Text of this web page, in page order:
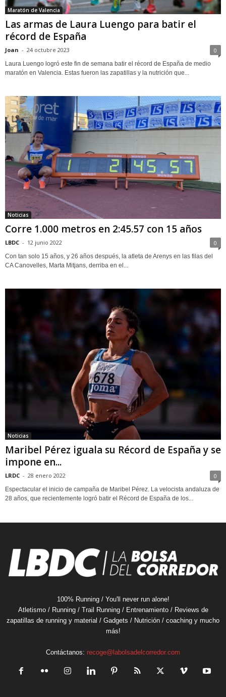
Maratón de Valencia
Las armas de Laura Luengo para batir el
récord de España
Joan - 24 octubre 2023 0
Laura Luengo logró este fin de semana batir el récord de España de medio
maratón en Valencia. Estas fueron las zapatillas y la nutrición que...
Noticias
Corre 1.000 metros en 2:45.57 con 15 años
LBDC - 12 junio 2022 0
Con tan solo 15 años, y 26 años después, la atleta de Arenys en las filas del
CA Canovelles, Marta Mitjans, derriba en el...
Noticias
Maribel Pérez iguala su Récord de España y se
impone en...
LRDC - 28 enero 2022 0
Espectacular el inicio de campaña de Maribel Pérez. La velocista andaluza de
28 años, que recientemente logró batir el Récord de España de los...
100% Running / You'll never run alone!
Atletismo / Running / Trail Running / Entrenamiento / Reviews de
zapatillas de running y material / Gadgets / Nutrición / coaching y mucho
más!
Contáctanos: recoge@labolsadelcorredor.com